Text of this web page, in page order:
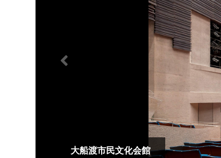
大船渡市民文化会館